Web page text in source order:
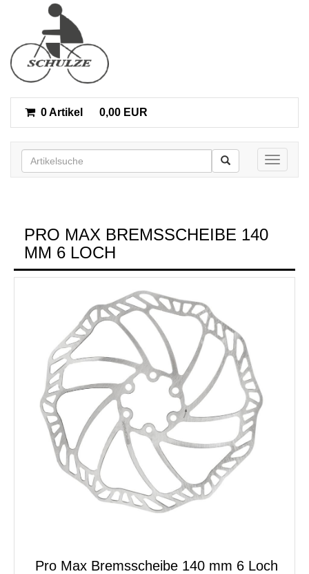
0 Artikel 0,00 EUR
Toggle
PRO MAX BREMSSCHEIBE 140
MM 6 LOCH
Pro Max Bremsscheibe 140 mm 6 Loch